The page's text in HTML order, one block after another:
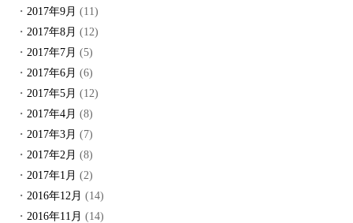
2017年9月 (11)
2017年8月 (12)
2017年7月 (5)
2017年6月 (6)
2017年5月 (12)
2017年4月 (8)
2017年3月 (7)
2017年2月 (8)
2017年1月 (2)
2016年12月 (14)
2016年11月 (14)